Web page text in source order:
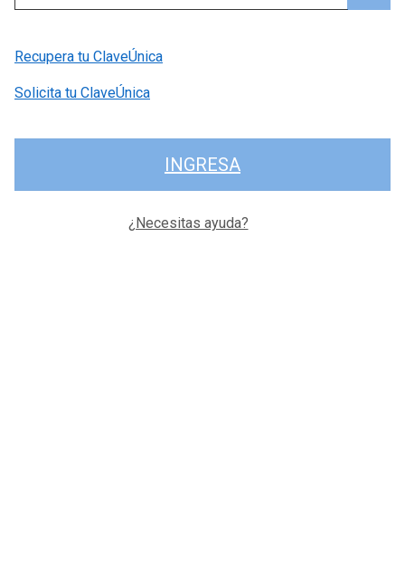
Recupera tu ClaveÚnica
Solicita tu ClaveÚnica
INGRESA
¿Necesitas ayuda?